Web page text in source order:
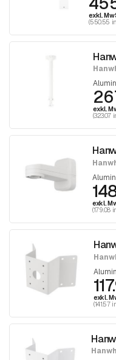
exkl.
(550.55
exkl.
(323.07
exkl.
(179.08
exkl.
(141.57